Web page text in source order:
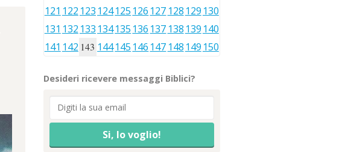
121 122 123 124125 126 127 128 129 130
131 132 133 134135 136 137 138 139 140
141 142 143 144145 146 147 148 149 150
Desideri ricevere messaggi Biblici?